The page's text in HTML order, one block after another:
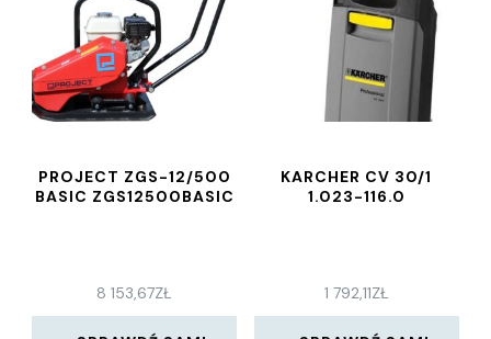
PROJECT ZGS-12/500
BASIC ZGS12500BASIC
8 153,67ZŁ
KARCHER CV 30/1
1.023-116.0
1 792,11ZŁ